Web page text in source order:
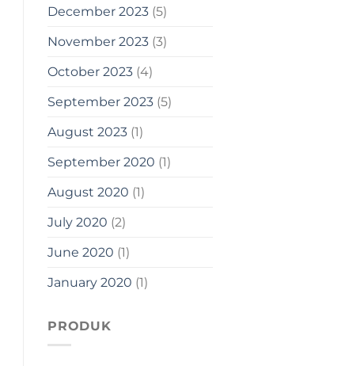
December 2023 (5)
November 2023 (3)
October 2023 (4)
September 2023 (5)
August 2023 (1)
September 2020 (1)
August 2020 (1)
July 2020 (2)
June 2020 (1)
January 2020 (1)
PRODUK